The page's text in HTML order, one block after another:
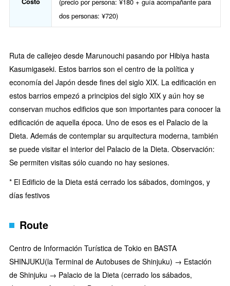
dos personas: ¥720)
Ruta de callejeo desde Marunouchi pasando por Hibiya hasta
Kasumigaseki. Estos barrios son el centro de la política y
economía del Japón desde fines del siglo XIX. La edificación en
estos barrios empezó a principios del siglo XIX y aún hoy se
conservan muchos edificios que son importantes para conocer la
edificación de aquella época. Uno de esos es el Palacio de la
Dieta. Además de contemplar su arquitectura moderna, también
se puede visitar el interior del Palacio de la Dieta. Observación:
Se permiten visitas sólo cuando no hay sesiones.
* El Edificio de la Dieta está cerrado los sábados, domingos, y
días festivos
Route
Centro de Información Turística de Tokio en BASTA
SHINJUKU(la Terminal de Autobuses de Shinjuku) → Estación
de Shinjuku → Palacio de la Dieta (cerrado los sábados,